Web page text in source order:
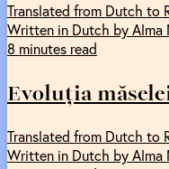
Translated from Dutch to
Written in Dutch by Alma
8 minutes read
Evoluția
Translated from Dutch to
Written in Dutch by Alma